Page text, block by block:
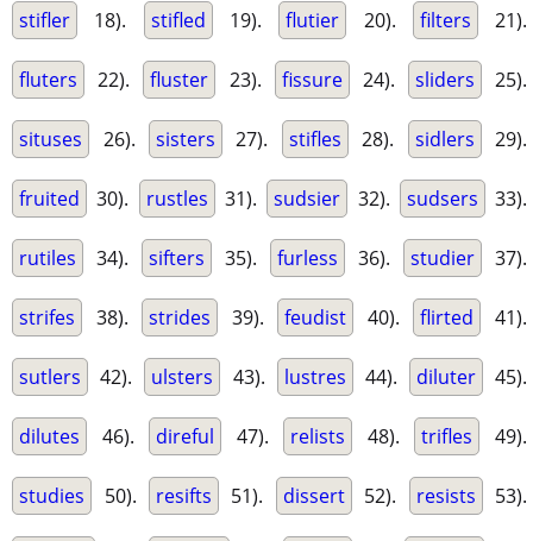
stifler 18). stifled 19). flutier 20). filters 21).
fluters 22). fluster 23). fissure 24). sliders 25).
situses 26). sisters 27). stifles 28). sidlers 29).
fruited 30). rustles 31). sudsier 32). sudsers 33).
rutiles 34). sifters 35). furless 36). studier 37).
strifes 38). strides 39). feudist 40). flirted 41).
sutlers 42). ulsters 43). lustres 44). diluter 45).
dilutes 46). direful 47). relists 48). trifles 49).
studies 50). resifts 51). dissert 52). resists 53).